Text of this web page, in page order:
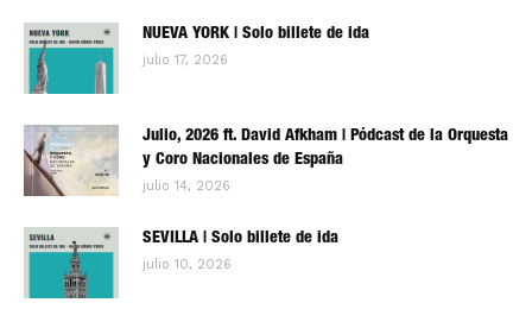
NUEVA YORK | Solo billete de ida
julio 17, 2026
Julio, 2026 ft. David Afkham | Pódcast de la Orquesta
y Coro Nacionales de España
julio 14, 2026
SEVILLA | Solo billete de ida
julio 10, 2026